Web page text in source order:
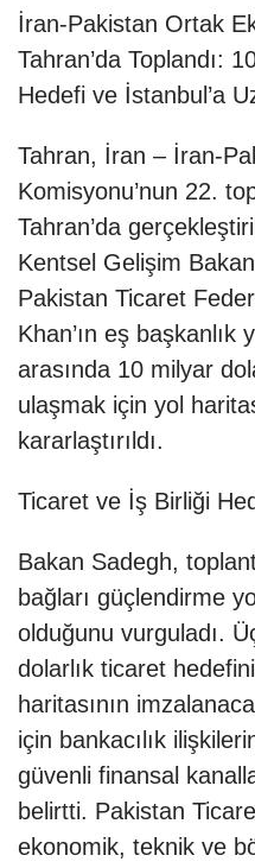
İran-Pakistan Ortak
Tahran’da Toplandı:
Hedefi ve İstanbul’a
Tahran, İran – İran-
Komisyonu’nun 22.
Tahran’da
Kentsel Gelişim
Pakistan Ticaret
Khan’ın eş başkanlık
arasında 10 milyar
ulaşmak için yol
kararlaştırıldı.
Ticaret ve İş Birliği
Bakan Sadegh,
bağları güçlendirme
olduğunu vurguladı.
dolarlık ticaret
haritasının
için bankacılık
güvenli finansal
belirtti. Pakistan
ekonomik, teknik ve